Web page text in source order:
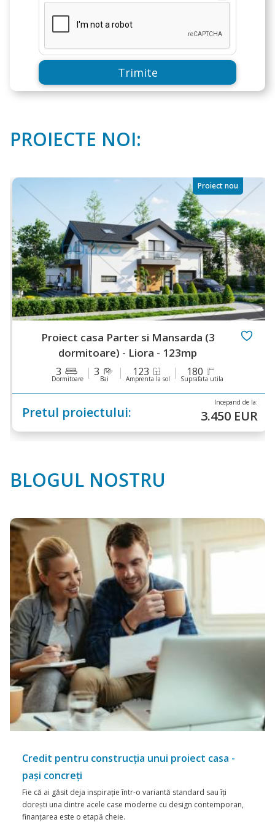
Trimite
PROIECTE NOI:
3.450 EUR
Proiect nou
Proiect casa Parter si
dormitoare) - Dalia -
3
Dormitoare
3
Bai Amprenta la sol
Pretul proiectului:
BLOGUL NOSTRU
casa -
sau îți
contemporan,
Proiect casa - unde merită să
unde nu
Când planifici un proiect casa, una dintre
întrebări este Unde pot reduce costurile
locuinței?
Citeste mai mult
27Februarie 2026